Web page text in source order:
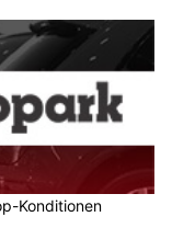
Konditionen